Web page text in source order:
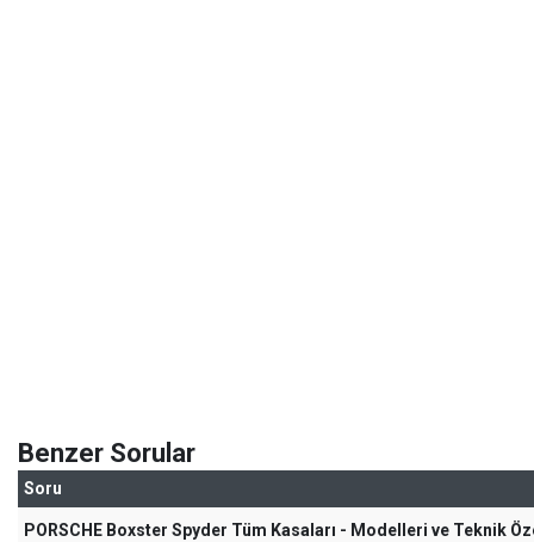
Benzer Sorular
Soru
PORSCHE Boxster Spyder Tüm Kasaları - Modelleri ve Teknik